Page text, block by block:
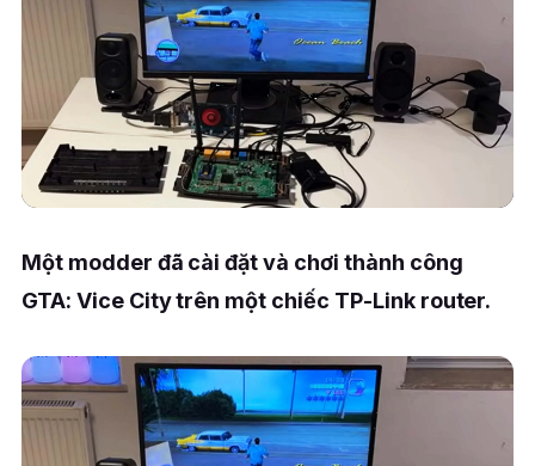
Một modder đã cài đặt và chơi thành công
GTA: Vice City trên một chiếc TP-Link router.